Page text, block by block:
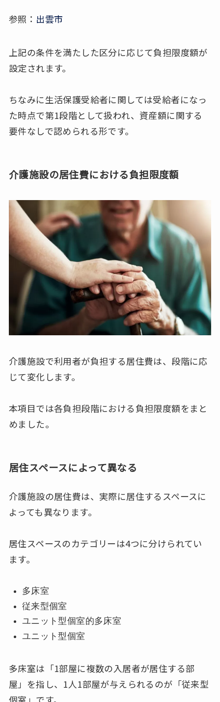
参照： 出雲市
上記の条件を満たした区分に応じて負担限度額が
設定されます。
ちなみに生活保護受給者に関しては受給者になっ
た時点で第1段階として扱われ、資産額に関する
要件なしで認められる形です。
介護施設の居住費における負担限度額
介護施設で利用者が負担する居住費は、段階に応
じて変化します。
本項目では各負担段階における負担限度額をまと
めました。
居住スペースによって異なる
介護施設の居住費は、実際に居住するスペースに
よっても異なります。
居住スペースのカテゴリーは4つに分けられてい
ます。
多床室
従来型個室
ユニット型個室的多床室
ユニット型個室
多床室は「1部屋に複数の入居者が居住する部
屋」を指し、1人1部屋が与えられるのが「従来型
個室」です。